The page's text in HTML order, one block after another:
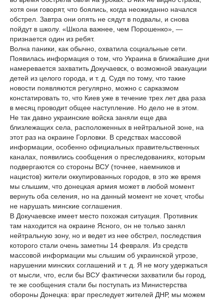
хотя они говорят, что боялись, когда неожиданно начался
обстрел. Завтра они опять не сядут в подвалы, и снова
пойдут в школу. «Школа важнее, чем Порошенко», —
признается один из ребят.
Волна паники, как обычно, охватила социальные сети.
Появилась информация о том, что Украина в ближайшие дни
намеревается захватить Докучаевск, о возможной эвакуации
детей из целого города, и т. д. Судя по тому, что такие
новости появляются регулярно, можно с сарказмом
констатировать то, что Киев уже в течение трех лет два раза
в месяц проводит общее наступление. Но дело не в этом.
Не так давно украинские войска заняли еще два
близлежащих села, расположенных в нейтральной зоне, на
этот раз на окраине Горловки. В средствах массовой
информации, особенно официальных правительственных
каналах, появились сообщения о преследованиях, которым
подвергаются со стороны ВСУ (точнее, наемников и
нацистов) жители оккупированных городов, в это же время
мы слышим, что донецкая армия может в любой момент
вернуть оба селения, но на данный момент не хочет, чтобы
не нарушать минские соглашения.
В Докучаевске имеет место похожая ситуация. Противник
там находится на окраине Ясного, он не только занял
нейтральную зону, но и ведет из нее обстрел, последствия
которого стали очень заметны 14 февраля. Из средств
массовой информации мы слышим об украинской угрозе,
нарушении минских соглашений и т. д. Я не могу удержаться
от мысли, что, если бы ВСУ фактически захватили бы город,
те же сообщения стали бы поступать из Министерства
обороны Донецка: враг преследует жителей ДНР, мы можем